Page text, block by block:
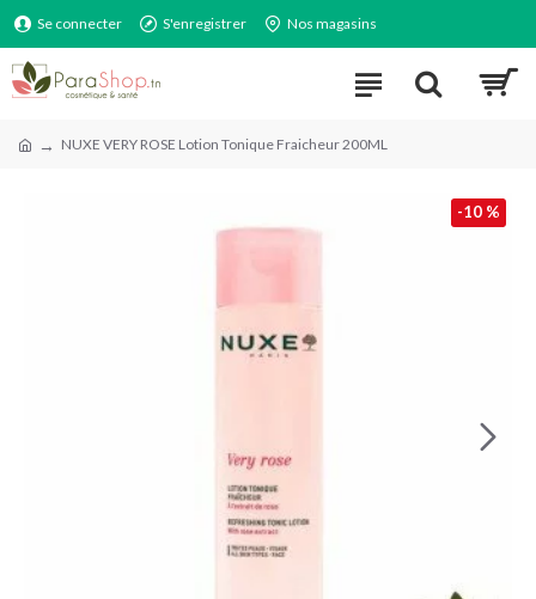
Se connecter S'enregistrer Nos magasins
NUXE VERY ROSE Lotion Tonique Fraicheur 200ML
-10 %